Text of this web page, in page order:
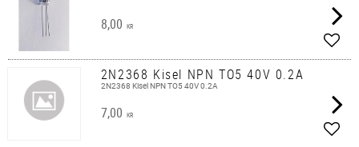
8,00 KR
2N2368 Kisel NPN TO5 40V 0.2A
2N2368 Kisel NPN TO5 40V 0.2A
7,00 KR